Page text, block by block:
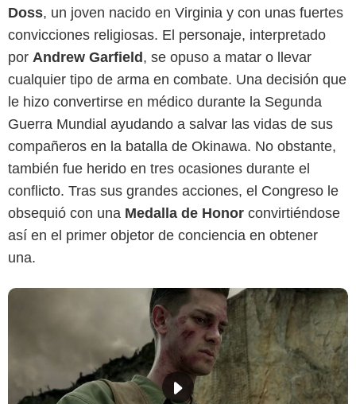
Doss, un joven nacido en Virginia y con unas fuertes
convicciones religiosas. El personaje, interpretado
por Andrew Garfield , se opuso a matar o llevar
cualquier tipo de arma en combate. Una decisión que
le hizo convertirse en médico durante la Segunda
Guerra Mundial ayudando a salvar las vidas de sus
compañeros en la batalla de Okinawa. No obstante,
también fue herido en tres ocasiones durante el
conflicto. Tras sus grandes acciones, el Congreso le
obsequió con una Medalla de Honor convirtiéndose
así en el primer objetor de conciencia en obtener
una.